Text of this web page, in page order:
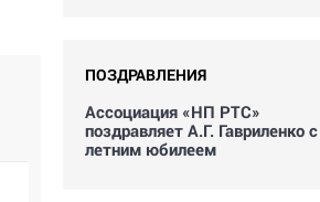
ПОЗДРАВЛЕНИЯ
Ассоциация «НП РТС»
поздравляет А.Г. Гавриленко
летним юбилеем